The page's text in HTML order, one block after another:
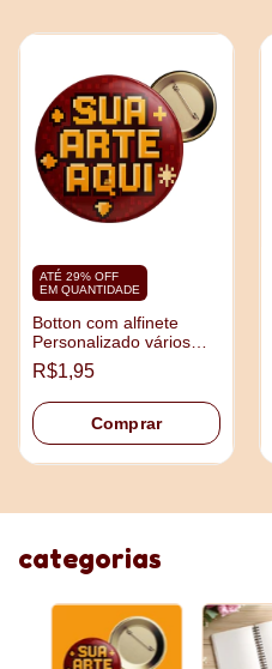
ATÉ 29% OFF
EM QUANTIDADE
Botton com alfinete
Personalizado vários
tamanhos
R$1,95
Comprar
categorias